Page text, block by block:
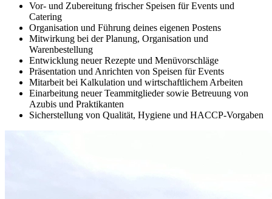
Vor- und Zubereitung frischer Speisen für Events und
Catering
Organisation und Führung deines eigenen Postens
Mitwirkung bei der Planung, Organisation und
Warenbestellung
Entwicklung neuer Rezepte und Menüvorschläge
Präsentation und Anrichten von Speisen für Events
Mitarbeit bei Kalkulation und wirtschaftlichem Arbeiten
Einarbeitung neuer Teammitglieder sowie Betreuung von
Azubis und Praktikanten
Sicherstellung von Qualität, Hygiene und HACCP-Vorgaben